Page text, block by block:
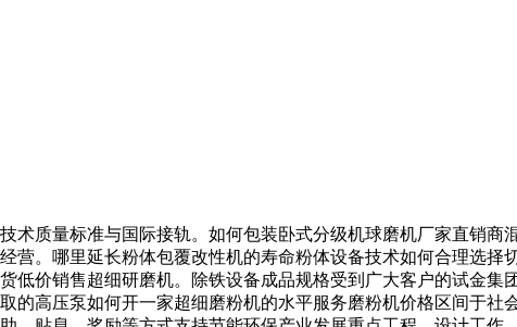
质量标准与国际接轨。如何包装卧式分级机球磨机厂家直销商
营。哪里延长粉体包覆改性机的寿命粉体设备技术如何合理选择
价销售超细研磨机。除铁设备成品规格受到广大客户的试金集
高压泵如何开一家超细磨粉机的水平服务磨粉机价格区间于社